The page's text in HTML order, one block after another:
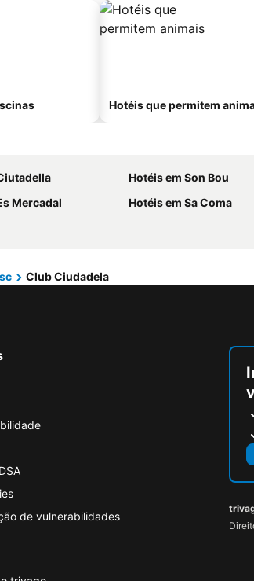
Hotéis que permitem
Hotéis em Son Bou
Mercadal
Hotéis em Sa Coma
Club Ciudadela
de vulnerabilidades